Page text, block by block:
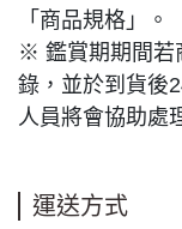
「商品規格」。
※ 鑑賞期期間若
錄，並於到貨後
人員將會協助處
運送方式